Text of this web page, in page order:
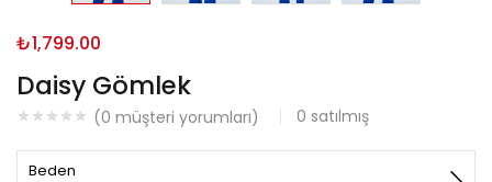
Daisy Gömlek
(0 müşteri yorumları) 0 satılmış
₺1,799.00
Beden